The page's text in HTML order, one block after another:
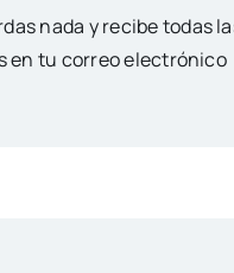
nada y recibe todas
en tu correo electrónico